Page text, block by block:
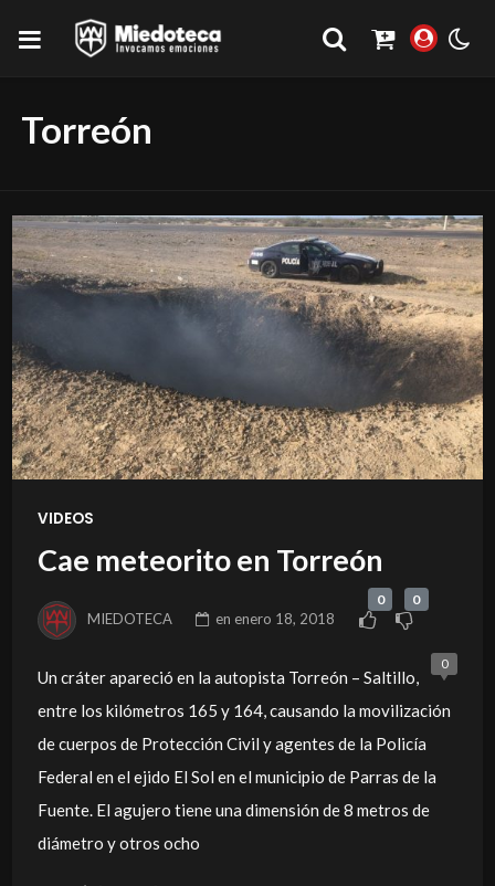
Torreón
VIDEOS
Cae meteorito en Torreón
MIEDOTECA en enero 18, 2018
0 0
0
Un cráter apareció en la autopista Torreón – Saltillo,
entre los kilómetros 165 y 164, causando la movilización
de cuerpos de Protección Civil y agentes de la Policía
Federal en el ejido El Sol en el municipio de Parras de la
Fuente. El agujero tiene una dimensión de 8 metros de
diámetro y otros ocho